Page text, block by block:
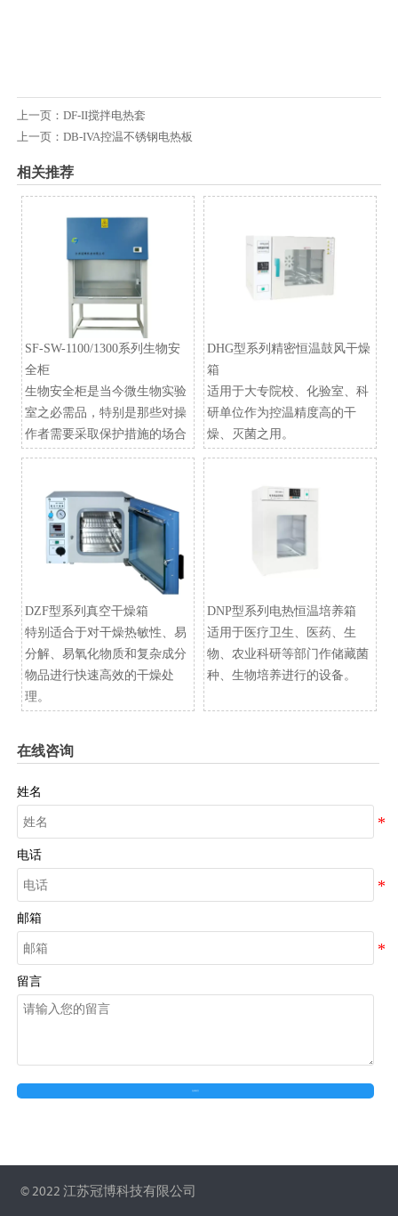
上一页： DF-II搅拌电热套
上一页： DB-IVA控温不锈钢电热板
相关推荐
SF-SW-1100/1300系列生物安
全柜
生物安全柜是当今微生物实验
室之必需品，特别是那些对操
作者需要采取保护措施的场合
DHG型系列精密恒温鼓风干燥
箱
适用于大专院校、化验室、科
研单位作为控温精度高的干
燥、灭菌之用。
DZF型系列真空干燥箱
特别适合于对干燥热敏性、易
分解、易氧化物质和复杂成分
物品进行快速高效的干燥处
理。
​DNP型系列电热恒温培养箱
适用于医疗卫生、医药、生
物、农业科研等部门作储藏菌
种、生物培养进行的设备。
在线咨询
姓名
电话
邮箱
留言
© 2022 江苏冠博科技有限公司